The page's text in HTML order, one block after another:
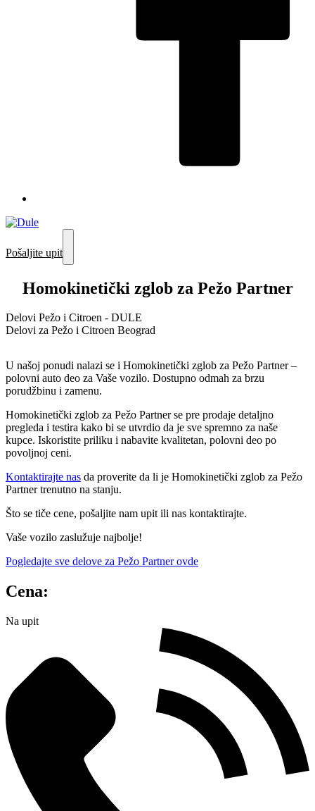
Pošaljite upit
Homokinetički zglob za Pežo Partner
Delovi Pežo i Citroen - DULE
Delovi za Pežo i Citroen Beograd
U našoj ponudi nalazi se i Homokinetički zglob za Pežo Partner –
polovni auto deo za Vaše vozilo. Dostupno odmah za brzu
porudžbinu i zamenu.
Homokinetički zglob za Pežo Partner se pre prodaje detaljno
pregleda i testira kako bi se utvrdio da je sve spremno za naše
kupce. Iskoristite priliku i nabavite kvalitetan, polovni deo po
povoljnoj ceni.
Kontaktirajte nas da proverite da li je Homokinetički zglob za Pežo
Partner trenutno na stanju.
Što se tiče cene, pošaljite nam upit ili nas kontaktirajte.
Vaše vozilo zaslužuje najbolje!
Pogledajte sve delove za Pežo Partner ovde
Cena:
Na upit